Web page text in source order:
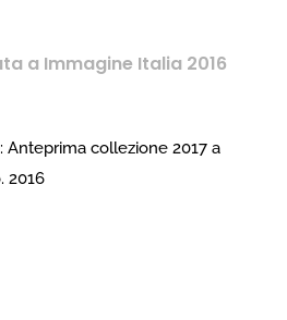
a Immagine Italia 2016
Anteprima collezione 2017 a
2016